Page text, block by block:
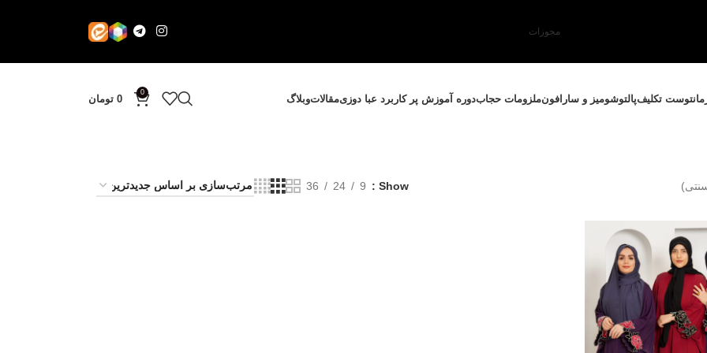
مجوزات
مانتوست تکلیفپالتوشومیز و سارافونملزومات حجابدوره آموزش پر کاربرد عبا دوزیمقالاتوبلاگ
0
0 تومان
Show
9
24
36